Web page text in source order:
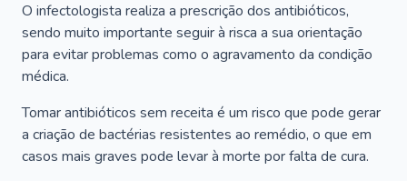
O infectologista realiza a prescrição dos antibióticos,
sendo muito importante seguir à risca a sua orientação
para evitar problemas como o agravamento da condição
médica.
Tomar antibióticos sem receita é um risco que pode gerar
a criação de bactérias resistentes ao remédio, o que em
casos mais graves pode levar à morte por falta de cura.